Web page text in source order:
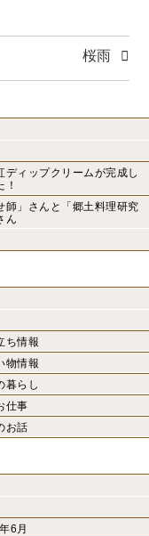
桜雨
ディップクリームが完成し
！
師」さんと「郷土料理研究
ん
ち情報
物情報
暮らし
仕事
お話
6月